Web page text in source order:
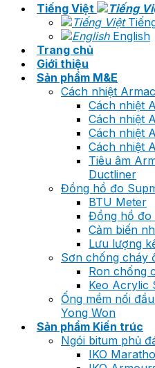
Tiếng Việt
English
Trang chủ
Giới thiệu
Sản phẩm M&E
Cách nhiệt
Cách nhiệt
Cách nhiệt
Cách nhiệt
Cách nhiệt
Tiêu âm
Ductliner
Đồng hồ đo
BTU Meter
Đồng hồ đo
Cảm biến
Lưu lượng
Sơn chống cháy
Ron chống
Keo Acrylic
Ống mềm nối
Yong Won
Sản phẩm Kiến trúc
Ngói bitum phủ
IKO